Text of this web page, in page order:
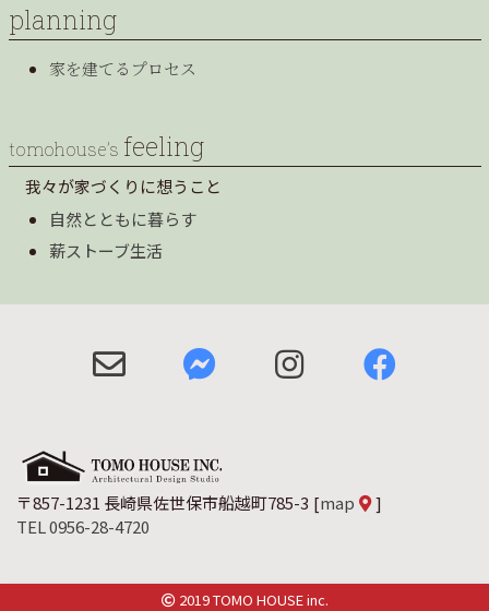
planning
家を建てるプロセス
tomohouse’s feeling
我々が家づくりに想うこと
自然とともに暮らす
薪ストーブ生活
〒857-1231 長崎県佐世保市船越町785-3 [map
]
TEL 0956-28-4720
2019 TOMO HOUSE inc.